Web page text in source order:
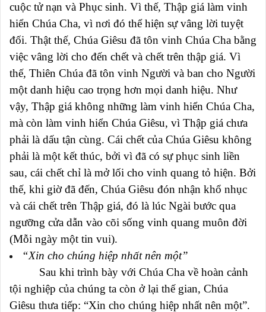
cuộc tử nạn và Phục sinh. Vì thế, Thập giá làm vinh
hiển Chúa Cha, vì nơi đó thể hiện sự vâng lời tuyệt
đối. Thật thế, Chúa Giêsu đã tôn vinh Chúa Cha bằng
việc vâng lời cho đến chết và chết trên thập giá. Vì
thế, Thiên Chúa đã tôn vinh Người và ban cho Người
một danh hiệu cao trọng hơn mọi danh hiệu. Như
vậy, Thập giá không những làm vinh hiển Chúa Cha,
mà còn làm vinh hiển Chúa Giêsu, vì Thập giá chưa
phải là dấu tận cùng. Cái chết của Chúa Giêsu không
phải là một kết thúc, bởi vì đã có sự phục sinh liền
sau, cái chết chỉ là mở lối cho vinh quang tỏ hiện. Bởi
thế, khi giờ đã đến, Chúa Giêsu đón nhận khổ nhục
và cái chết trên Thập giá, đó là lúc Ngài bước qua
ngưỡng cửa dẫn vào cõi sống vinh quang muôn đời
(Mỗi ngày một tin vui).
“Xin cho chúng hiệp nhất nên một”
Sau khi trình bày với Chúa Cha về hoàn cảnh
tội nghiệp của chúng ta còn ở lại thế gian, Chúa
Giêsu thưa tiếp: “Xin cho chúng hiệp nhất nên một”.